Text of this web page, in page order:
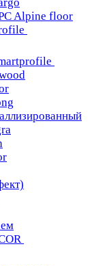
Alpine floor